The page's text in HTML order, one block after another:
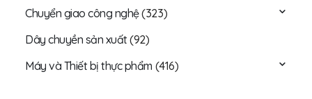
Chuyển giao công nghệ(323)
Dây chuyền sản xuất(92)
Máy và Thiết bị thực phẩm (416)